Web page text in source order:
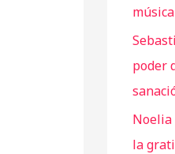
poder
Noelia
la